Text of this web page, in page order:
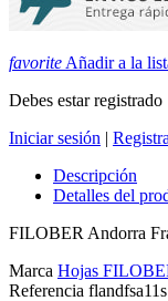
favorite Añadir a la
Debes estar registrado
Iniciar sesión |
Descripción
Detalles del
FILOBER Andorra
Marca Hojas
Referencia flandfsa11s